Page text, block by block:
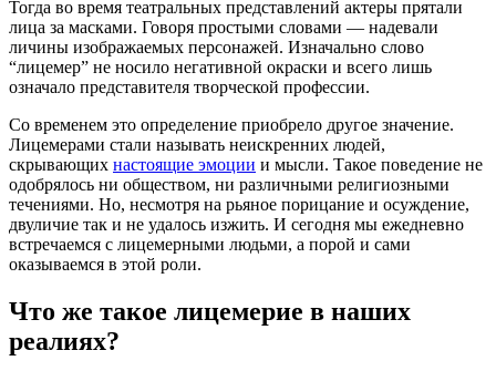
Тогда во время театральных представлений актеры прятали
лица за масками. Говоря простыми словами — надевали
личины изображаемых персонажей. Изначально слово
“лицемер” не носило негативной окраски и всего лишь
означало представителя творческой профессии.
Со временем это определение приобрело другое значение.
Лицемерами стали называть неискренних людей,
скрывающих настоящие эмоции и мысли. Такое поведение не
одобрялось ни обществом, ни различными религиозными
течениями. Но, несмотря на рьяное порицание и осуждение,
двуличие так и не удалось изжить. И сегодня мы ежедневно
встречаемся с лицемерными людьми, а порой и сами
оказываемся в этой роли.
Что же такое лицемерие в наших
реалиях?